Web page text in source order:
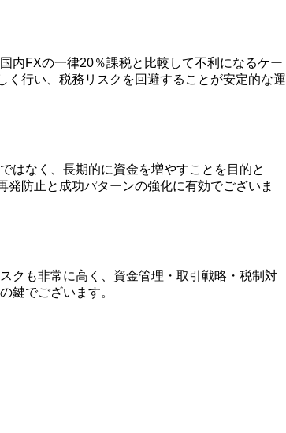
内FXの一律20％課税と比較して不利になるケー
行い、税務リスクを回避することが安定的な運
はなく、長期的に資金を増やすことを目的と
防止と成功パターンの強化に有効でございま
クも非常に高く、資金管理・取引戦略・税制対
鍵でございます。